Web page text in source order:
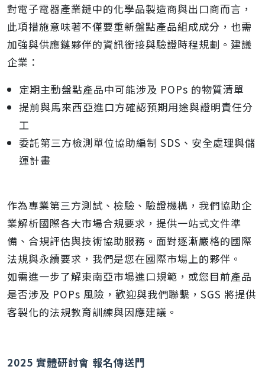
對電子電器產業鏈中的化學品製造商與出口商而言，
此項措施意味著不僅要重新盤點產品組成成分，也需
加強與供應鏈夥伴的資訊銜接與驗證時程規劃。建議
企業：
定期主動盤點產品中可能涉及 POPs 的物質清單
提前與馬來西亞進口方確認預期用途與證明責任分
工
委託第三方檢測單位協助編制 SDS、安全處理與儲
運計畫
作為專業第三方測試、檢驗、驗證機構，我們協助企
業解析國際各大市場合規要求，提供一站式文件準
備、合規評估與技術協助服務。面對逐漸嚴格的國際
法規與永續要求，我們是您在國際市場上的夥伴。
如需進一步了解東南亞市場進口規範，或您目前產品
是否涉及 POPs 風險，歡迎與我們聯繫，SGS 將提供
客製化的法規教育訓練與因應建議。
2025 實體研討會 報名傳送門